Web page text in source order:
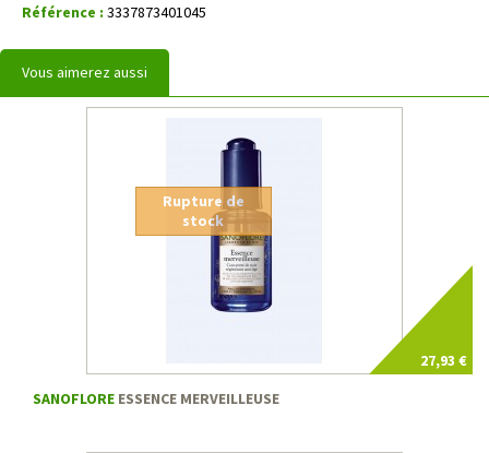
Référence : 3337873401045
Vous aimerez aussi
27,93 €
Rupture de
stock
SANOFLORE ESSENCE MERVEILLEUSE